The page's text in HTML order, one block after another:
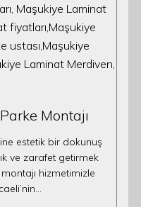
Montajı
estetik bir dokunuş
ve zarafet getirmek
hizmetimizle